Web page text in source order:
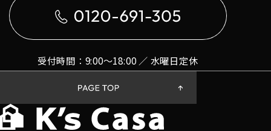
受付時間：9:00〜18:00 ／ 水曜日定休